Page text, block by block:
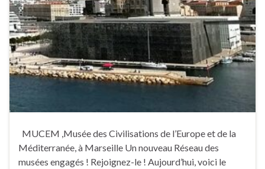
MUCEM ,Musée des Civilisations de l’Europe et de la
Méditerranée, à Marseille Un nouveau Réseau des
musées engagés ! Rejoignez-le ! Aujourd’hui, voici le